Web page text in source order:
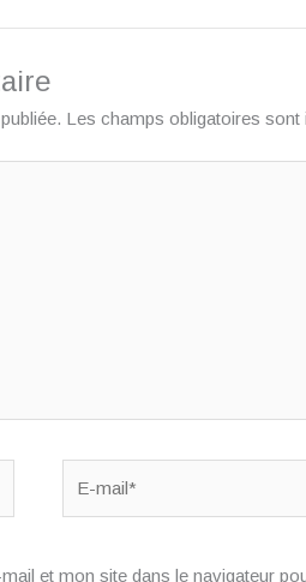
Les champs obligatoires sont
mail*
et mon site dans le navigateur